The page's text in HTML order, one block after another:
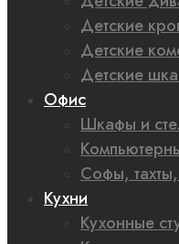
Детские
Детские
Детские
Офис
Шкафы и
Софы,
Кухни
Кухонные